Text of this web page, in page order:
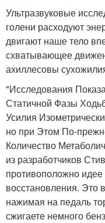
Ультразвуковые
голени расходуют
двигают наше тело
схватывающее
ахиллесовы
"Исследования
Статичной Фазы
Усилия
но при Этом По-
Количество
из разработчиков
противоположно
восстановления. Это
нажимая на педаль
сжигаете немного